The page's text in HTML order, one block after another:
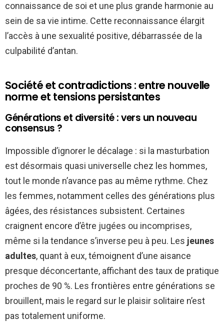
connaissance de soi et une plus grande harmonie au
sein de sa vie intime. Cette reconnaissance élargit
l’accès à une sexualité positive, débarrassée de la
culpabilité d’antan.
Société et contradictions : entre nouvelle
norme et tensions persistantes
Générations et diversité : vers un nouveau
consensus ?
Impossible d’ignorer le décalage : si la masturbation
est désormais quasi universelle chez les hommes,
tout le monde n’avance pas au même rythme. Chez
les femmes, notamment celles des générations plus
âgées, des résistances subsistent. Certaines
craignent encore d’être jugées ou incomprises,
même si la tendance s’inverse peu à peu. Les jeunes
adultes, quant à eux, témoignent d’une aisance
presque déconcertante, affichant des taux de pratique
proches de 90 %. Les frontières entre générations se
brouillent, mais le regard sur le plaisir solitaire n’est
pas totalement uniforme.